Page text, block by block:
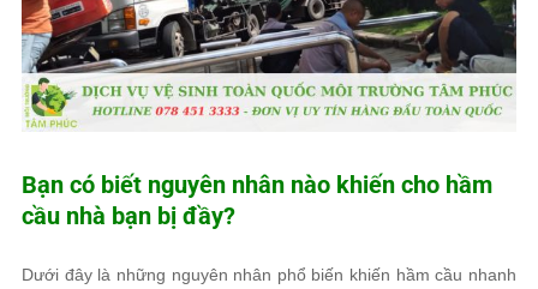
Bạn có biết nguyên nhân nào khiến cho hầm
cầu nhà bạn bị đầy?
Dưới đây là những nguyên nhân phổ biến khiến hầm cầu nhanh